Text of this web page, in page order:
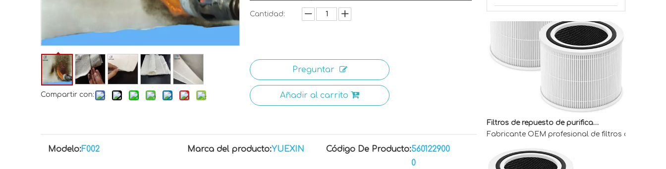
Compartir con:
Cantidad:
Preguntar
Añadir al carrito
Modelo:F002 Marca del producto:YUEXIN Código De Producto:560122900
0
Filtros de repuesto de purificador de aire OEM para compradores mayoristas
Fabricante OEM profesional de filtros de